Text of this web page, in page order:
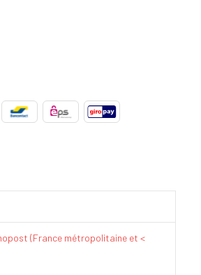
(France métropolitaine et <